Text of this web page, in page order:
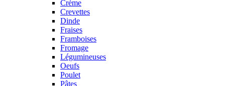
Crème
Crevettes
Dinde
Fraises
Framboises
Fromage
Légumineuses
Oeufs
Poulet
Pâtes